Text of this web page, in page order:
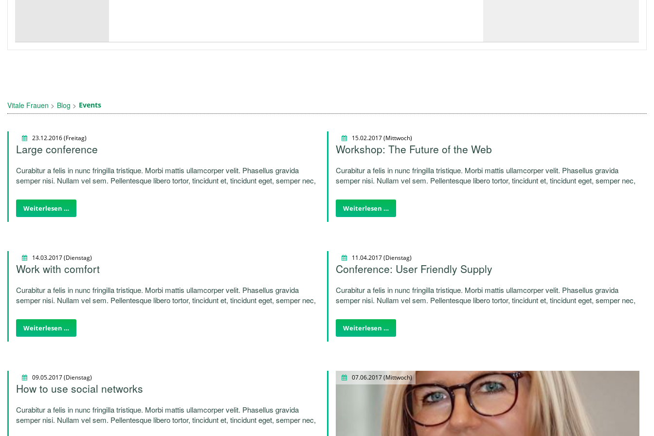
Vitale Frauen Blog Events
23.12.2016(Freitag)
Large conference
Curabitur a felis in nunc fringilla tristique. Morbi mattis ullamcorper velit. Phasellus gravida
semper nisi. Nullam vel sem. Pellentesque libero tortor, tincidunt et, tincidunt eget, semper nec,
Weiterlesen …
15.02.2017(Mittwoch)
Workshop: The Future of the Web
Curabitur a felis in nunc fringilla tristique. Morbi mattis ullamcorper velit. Phasellus gravida
semper nisi. Nullam vel sem. Pellentesque libero tortor, tincidunt et, tincidunt eget, semper nec,
Weiterlesen …
14.03.2017(Dienstag)
Work with comfort
Curabitur a felis in nunc fringilla tristique. Morbi mattis ullamcorper velit. Phasellus gravida
semper nisi. Nullam vel sem. Pellentesque libero tortor, tincidunt et, tincidunt eget, semper nec,
Weiterlesen …
11.04.2017(Dienstag)
Conference: User Friendly Supply
Curabitur a felis in nunc fringilla tristique. Morbi mattis ullamcorper velit. Phasellus gravida
semper nisi. Nullam vel sem. Pellentesque libero tortor, tincidunt et, tincidunt eget, semper nec,
Weiterlesen …
09.05.2017(Dienstag)
How to use social networks
Curabitur a felis in nunc fringilla tristique. Morbi mattis ullamcorper velit. Phasellus gravida
semper nisi. Nullam vel sem. Pellentesque libero tortor, tincidunt et, tincidunt eget, semper nec,
07.06.2017(Mittwoch)